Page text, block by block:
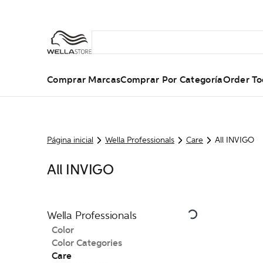
Comprar MarcasComprar Por CategoríaOrder
Página inicial Wella Professionals Care All INVIGO
All INVIGO
Wella Professionals
Color
Color Categories
Care